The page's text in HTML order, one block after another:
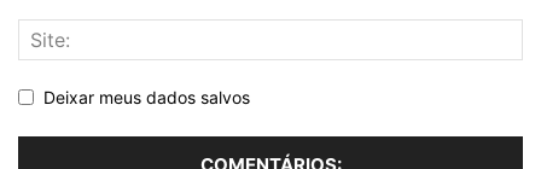
Deixar meus dados salvos